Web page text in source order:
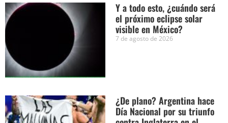
Y a todo esto, ¿cuándo será
el próximo eclipse solar
visible en México?
7 de agosto de 2026
¿De plano? Argentina hace
Día Nacional por su triunfo